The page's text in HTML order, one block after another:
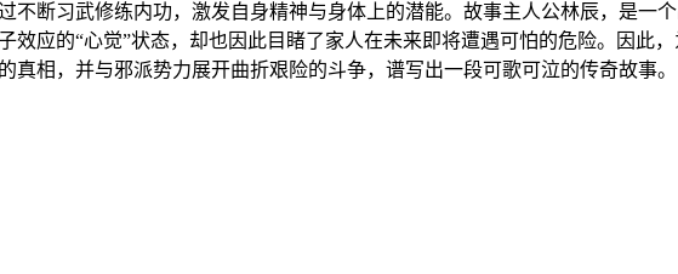
不断习武修练内功，激发自身精神与身体上的潜能。故事主人公林辰，是一
应的“心觉”状态，却也因此目睹了家人在未来即将遭遇可怕的危险。因此
相，并与邪派势力展开曲折艰险的斗争，谱写出一段可歌可泣的传奇故事。